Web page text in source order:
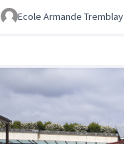
Ecole Armande Tremblay